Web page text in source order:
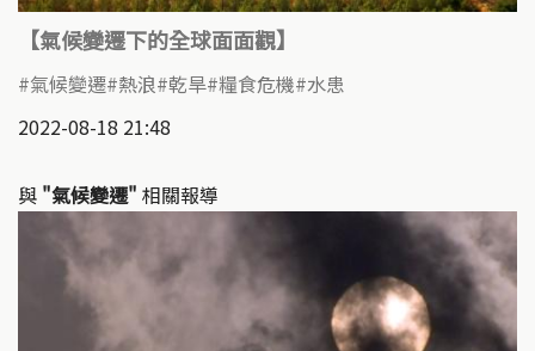
【氣候變遷下的全球面面觀】​
氣候變遷 熱浪 乾旱 糧食危機 水患
2022-08-18 21:48
與 "氣候變遷" 相關報導